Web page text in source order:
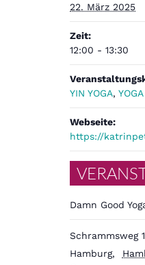
22. März 2025
Zeit:
12:00 - 13:30
YIN YOGA,
Webseite:
https://
Damn Good
Schrammsweg
Hamburg,